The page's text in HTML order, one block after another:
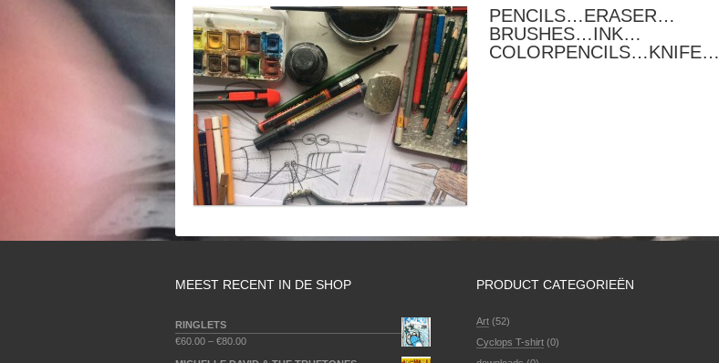
PENCILS…ERASER…
BRUSHES…INK…
COLORPENCILS…KNIFE…
MEEST RECENT IN DE SHOP
RINGLETS
€60.00 – €80.00
PRODUCT CATEGORIEËN
Art (52)
Cyclops T-shirt (0)